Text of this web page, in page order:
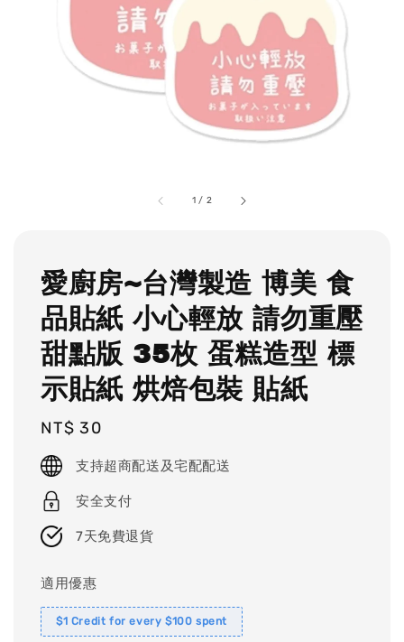
1 / 2
愛廚房~台灣製造 博美 食
品貼紙 小心輕放 請勿重壓
甜點版 35枚 蛋糕造型 標
示貼紙 烘焙包裝 貼紙
Regular
price
NT$ 30
支持超商配送及宅配配送
安全支付
7天免費退貨
適用優惠
$1 Credit for every $100 spent